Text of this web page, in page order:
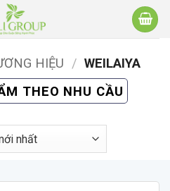
HIỆU / WEILAIYA
THEO NHU CẦU